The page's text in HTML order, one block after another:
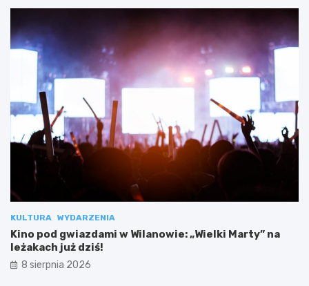
KULTURA WYDARZENIA
Kino pod gwiazdami w Wilanowie: „Wielki Marty” na
leżakach już dziś!
8 sierpnia 2026